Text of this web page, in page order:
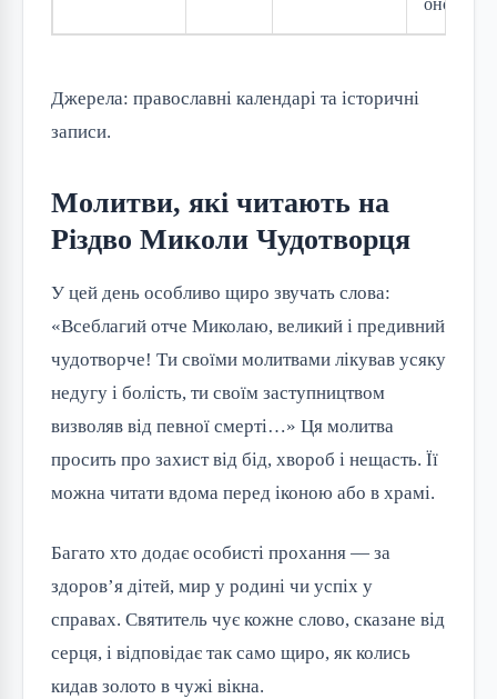
Джерела: православні календарі та історичні
записи.
Молитви, які читають на
Різдво Миколи Чудотворця
У цей день особливо щиро звучать слова:
«Всеблагий отче Миколаю, великий і предивний
чудотворче! Ти своїми молитвами лікував усяку
недугу і болість, ти своїм заступництвом
визволяв від певної смерті…» Ця молитва
просить про захист від бід, хвороб і нещасть. Її
можна читати вдома перед іконою або в храмі.
Багато хто додає особисті прохання — за
здоров’я дітей, мир у родині чи успіх у
справах. Святитель чує кожне слово, сказане від
серця, і відповідає так само щиро, як колись
кидав золото в чужі вікна.